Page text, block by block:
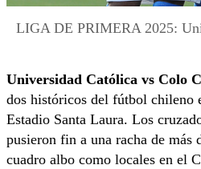
LIGA DE PRIMERA 2025:
Universidad Católica vs Colo
dos históricos del fútbol chileno
Estadio Santa Laura. Los
pusieron fin a una racha de más
cuadro albo como locales en el